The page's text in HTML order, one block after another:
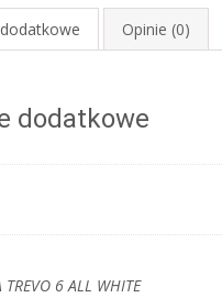
Opinie (0)
dodatkowe
TREVO 6 ALL WHITE